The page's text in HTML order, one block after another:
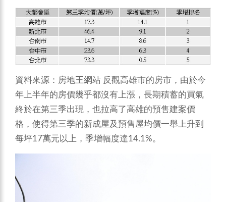
資料來源：房地王網站 反觀高雄市的房市，由於今
年上半年的房價幾乎都沒有上漲，長期積蓄的買氣
終於在第三季出現，也拉高了高雄的預售建案價
格，使得第三季的新成屋及預售屋均價一舉上升到
每坪17萬元以上，季增幅度達14.1%。